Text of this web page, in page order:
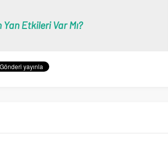
Etkileri Var Mı?